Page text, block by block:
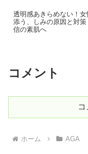
透明感あきらめない！女
添う、しみの原因と対
信の素肌へ
コメント
ホーム AGA